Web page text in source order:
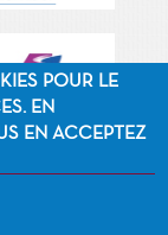
POUR LE
EN
EN ACCEPTEZ